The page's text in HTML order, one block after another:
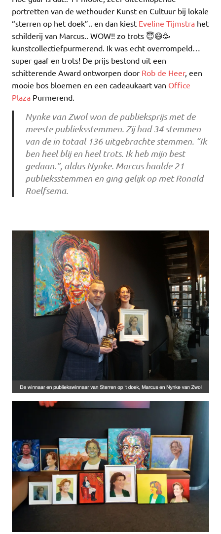
portretten van de wethouder Kunst en Cultuur bij lokale
“sterren op het doek”.. en dan kiest Eveline Tijmstra het
schilderij van Marcus.. WOW!! zo trots 😇😄🥳
kunstcollectiefpurmerend. Ik was echt overrompeld…
super gaaf en trots! De prijs bestond uit een
schitterende Award ontworpen door Rob de Heer, een
mooie bos bloemen en een cadeaukaart van Office
Plaza Purmerend.
Nynke van Zwol won de publieksprijs met de
meeste publieksstemmen. Zij had 34 stemmen
van de in totaal 136 uitgebrachte stemmen. “Ik
ben heel blij en heel trots. Ik heb mijn best
gedaan.”, aldus Nynke. Marcus haalde 21
publieksstemmen en ging gelijk op met Ronald
Roelfsema.